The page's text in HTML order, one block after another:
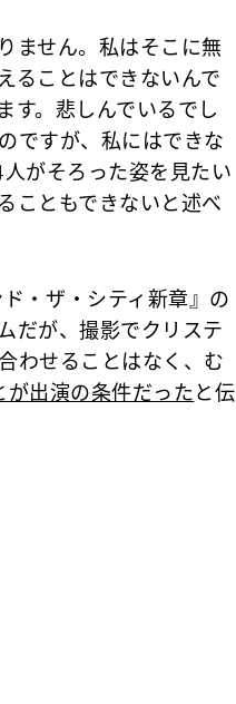
ません。私はそこに無
ることはできないんで
す。悲しんでいるでし
ですが、私にはできな
がそろった姿を見たい
こともできないと述べ
・ザ・シティ新章』の
だが、撮影でクリステ
わせることはなく、む
出演の条件だったと伝